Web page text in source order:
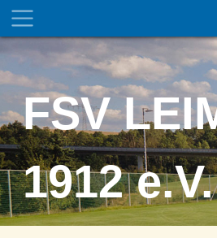
FSV
1912